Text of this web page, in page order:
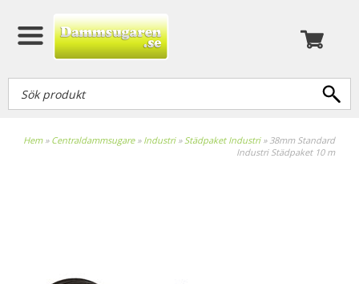
Hem» Centraldammsugare» Industri» Städpaket Industri» 38mm Standard
Industri Städpaket 10 m